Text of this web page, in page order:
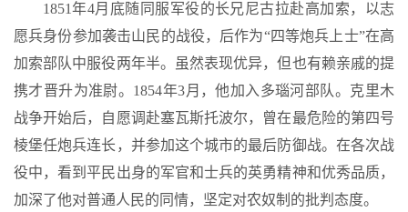
1851年4月底随同服军役的长兄尼古拉赴高加索，以志
愿兵身份参加袭击山民的战役，后作为“四等炮兵上士”在高
加索部队中服役两年半。虽然表现优异，但也有赖亲戚的提
携才晋升为准尉。1854年3月，他加入多瑙河部队。克里木
战争开始后，自愿调赴塞瓦斯托波尔，曾在最危险的第四号
棱堡任炮兵连长，并参加这个城市的最后防御战。在各次战
役中，看到平民出身的军官和士兵的英勇精神和优秀品质，
加深了他对普通人民的同情，坚定对农奴制的批判态度。